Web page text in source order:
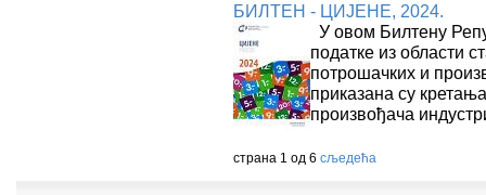
БИЛТЕН - ЦИЈЕНЕ, 2024.
У овом Билтену
податке из области
потрошачких и
приказана су
произвођача
страна 1 од 6 сљедећа